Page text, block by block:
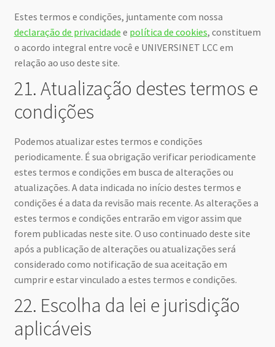
Estes termos e condições, juntamente com nossa
declaração de privacidade e política de cookies, constituem
o acordo integral entre você e UNIVERSINET LCC em
relação ao uso deste site.
21. Atualização destes termos e
condições
Podemos atualizar estes termos e condições
periodicamente. É sua obrigação verificar periodicamente
estes termos e condições em busca de alterações ou
atualizações. A data indicada no início destes termos e
condições é a data da revisão mais recente. As alterações a
estes termos e condições entrarão em vigor assim que
forem publicadas neste site. O uso continuado deste site
após a publicação de alterações ou atualizações será
considerado como notificação de sua aceitação em
cumprir e estar vinculado a estes termos e condições.
22. Escolha da lei e jurisdição
aplicáveis